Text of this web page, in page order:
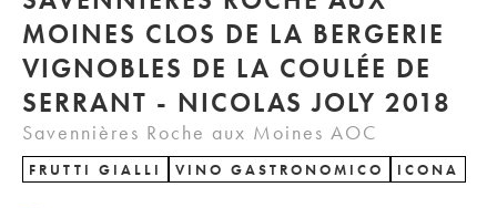
MOINES CLOS DE LA BERGERIE
VIGNOBLES DE LA COULÉE DE
SERRANT - NICOLAS JOLY 2018
Savennières Roche aux Moines AOC
FRUTTI GIALLI VINO GASTRONOMICO ICONA